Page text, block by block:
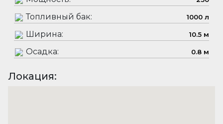
Топливный бак: 1000 л
Ширина: 10.5 м
Осадка: 0.8 м
Локация: